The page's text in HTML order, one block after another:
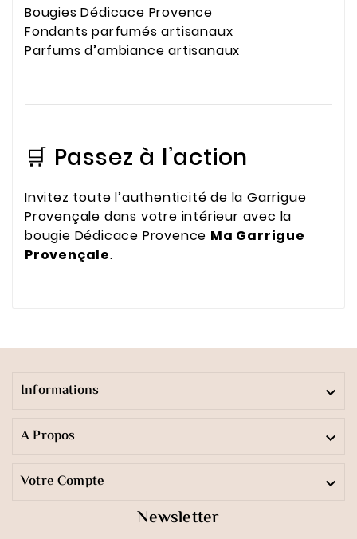
Bougies Dédicace Provence
Fondants parfumés artisanaux
Parfums d’ambiance artisanaux
🛒 Passez à l’action
Invitez toute l’authenticité de la Garrigue
Provençale dans votre intérieur avec la
bougie Dédicace Provence Ma Garrigue
Provençale.
Informations 
A Propos 
Votre Compte 
Newsletter